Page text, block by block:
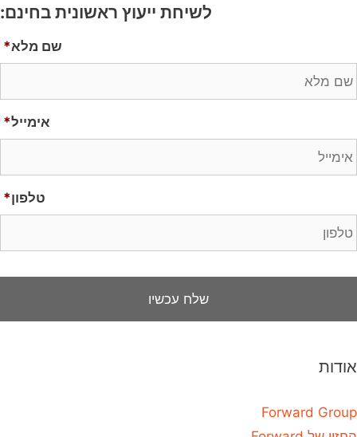
לשיחת ייעוץ ראשונית בחינם:
שם מלא*
אימייל*
טלפון*
אודות
Forward Group